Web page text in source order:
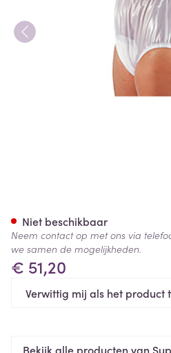
€ 51,20
Verwittig mij als het product
Niet beschikbaar
Neem contact op met ons via
we samen de mogelijkheden.
Bekijk alle producten van